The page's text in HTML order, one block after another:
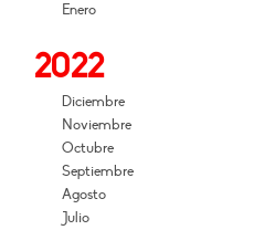
Enero
2022
Diciembre
Noviembre
Octubre
Septiembre
Agosto
Julio